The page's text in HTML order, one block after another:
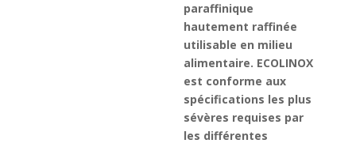
paraffinique
hautement raffinée
utilisable en milieu
alimentaire. ECOLINOX
est conforme aux
spécifications les plus
sévères requises par
les différentes